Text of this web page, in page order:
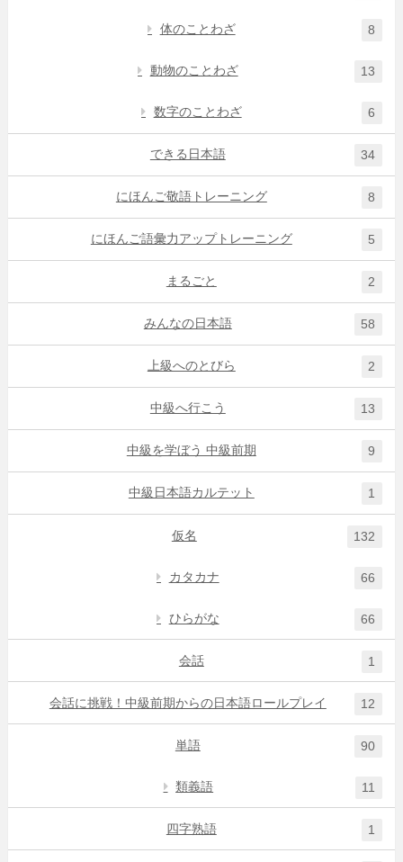
体のことわざ 8
動物のことわざ 13
数字のことわざ 6
できる日本語 34
にほんご敬語トレーニング 8
にほんご語彙力アップトレーニング 5
まるごと 2
みんなの日本語 58
上級へのとびら 2
中級へ行こう 13
中級を学ぼう 中級前期 9
中級日本語カルテット 1
仮名 132
カタカナ 66
ひらがな 66
会話 1
会話に挑戦！中級前期からの日本語ロールプレイ 12
単語 90
類義語 11
四字熟語 1